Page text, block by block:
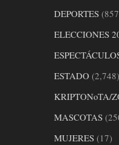
DEPORTES
ELECCIONES
ESTADO(2,748)
KRIPTONoTA/
MASCOTAS
MUJERES(17)